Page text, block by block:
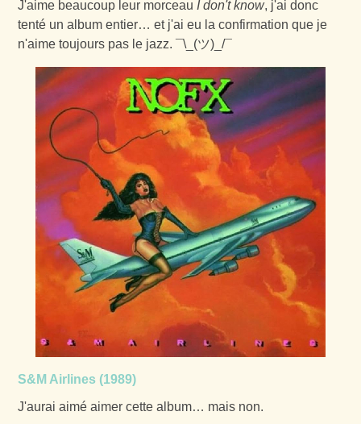
J'aime beaucoup leur morceau I don't know, j'ai donc
tenté un album entier… et j'ai eu la confirmation que je
n'aime toujours pas le jazz. ¯\_(ツ)_/¯
S&M Airlines (1989)
J'aurai aimé aimer cette album… mais non.